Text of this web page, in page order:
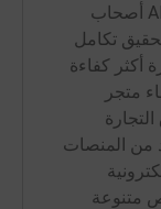
بهذه الطريقة، تساعد منصات تكامل API أصحاب
تكامل
أكثر كفاءة
متجر
من المنصات
متنوعة